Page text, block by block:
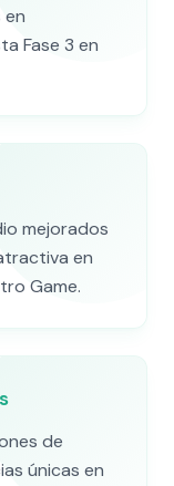
en
Fase 3 en
mejorados
en
Game.
de
únicas en